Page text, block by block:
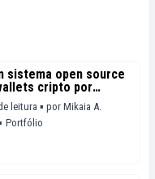
sistema open source
cripto por
leitura ▪ por Mikaia A.
Portfólio